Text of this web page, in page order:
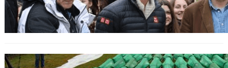
Djokovic feiert Gold mit dem Lied ‚Freue dich
serbisches Volk‘
GENOZID